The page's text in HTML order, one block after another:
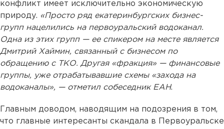
конфликт имеет исключительно экономическую
природу. «Просто ряд екатеринбургских бизнес-
групп нацелились на первоуральский водоканал.
Одна из этих групп — ее спикером на месте является
Дмитрий Хаймин, связанный с бизнесом по
обращению с ТКО. Другая «фракция» — финансовые
группы, уже отрабатывавшие схемы «захода на
водоканалы», — отметил собеседник ЕАН.
Главным доводом, наводящим на подозрения в том,
что главные интересанты скандала в Первоуральске